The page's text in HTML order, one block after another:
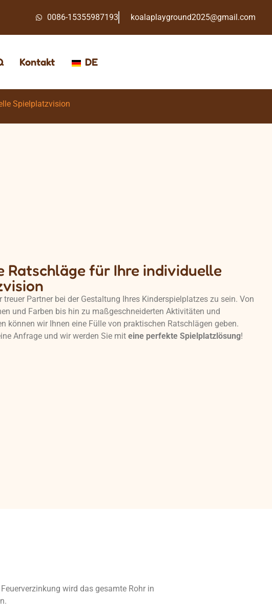
0086-15355987193 koalaplayground2025@gmail.com
Kontakt DE
Spielplatzvision
Ratschläge für Ihre individuelle
Partner bei der Gestaltung Ihres Kinderspielplatzes zu sein. Von
und Farben bis hin zu maßgeschneiderten Aktivitäten und
können wir Ihnen eine Fülle von praktischen Ratschlägen geben.
Anfrage und wir werden Sie mit eine perfekte Spielplatzlösung!
wird das gesamte Rohr in